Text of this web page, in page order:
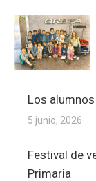
Los
5 junio, 2026
Festival de
Primaria